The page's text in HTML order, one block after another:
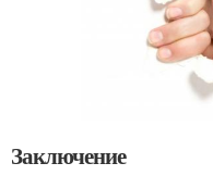
Заключение